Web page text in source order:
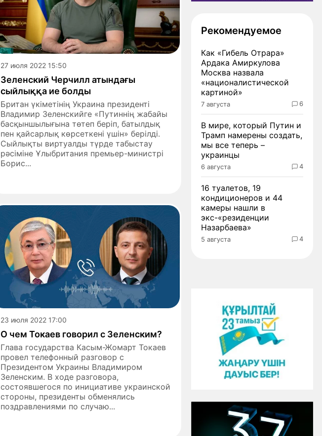
27 июля 2022 15:50
Зеленский Черчилл атындағы
сыйлыққа ие болды
Британ үкіметінің Украина президенті
Владимир Зеленскийге «Путиннің жабайы
басқыншылығына төтеп беріп, батылдық
пен қайсарлық көрсеткені үшін» берілді.
Сыйлықты виртуалды түрде табыстау
рәсіміне Ұлыбритания премьер-министрі
Борис...
23 июля 2022 17:00
О чем Токаев говорил с Зеленским?
Глава государства Касым-Жомарт Токаев
провел телефонный разговор с
Президентом Украины Владимиром
Зеленским. В ходе разговора,
состоявшегося по инициативе украинской
стороны, президенты обменялись
поздравлениями по случаю...
Рекомендуемое
Как «Гибель Отрара»
Ардака Амиркулова
Москва назвала
«националистической
картиной»
7 августа 6
В мире, который Путин и
Трамп намерены создать,
мы все теперь –
украинцы
6 августа 4
16 туалетов, 19
кондиционеров и 44
камеры нашли в
экс-«резиденции
Назарбаева»
5 августа 4